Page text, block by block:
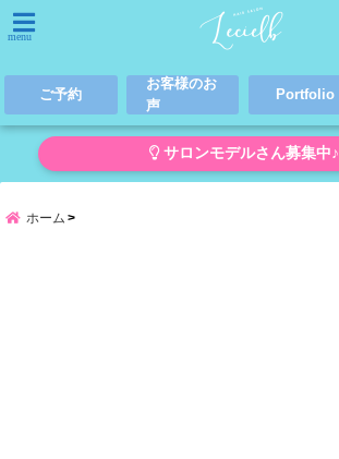
menu
ご予約
お客様のお
声
Portfolio
サロンモデルさん募集中♪
ホーム